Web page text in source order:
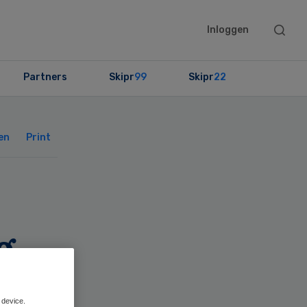
Inloggen
Search
Partners Skipr99 Skipr22
Print